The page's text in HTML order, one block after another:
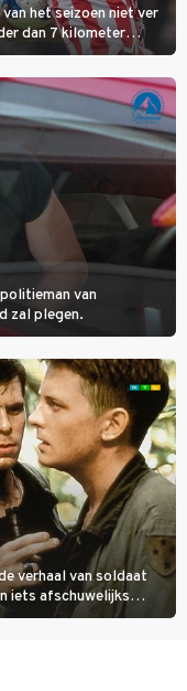
het seizoen niet ver
dan 7 kilometer
Nacho Ferri aan van
van
zal plegen.
verhaal van soldaat
iets afschuwelijks
school te klappen.